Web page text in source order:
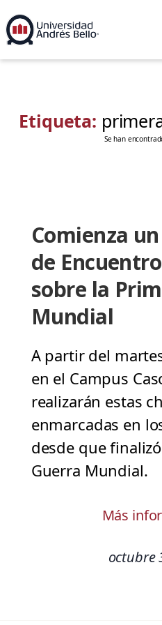
Etiqueta:
Se han
Comienza
de
sobre la
Mundial
A partir del
en el Campus
realizarán estas
enmarcadas en
desde que
Guerra Mundial.
Más
octubre